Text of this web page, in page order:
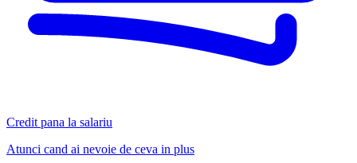
Credit pana la salariu
Atunci cand ai nevoie de ceva in plus